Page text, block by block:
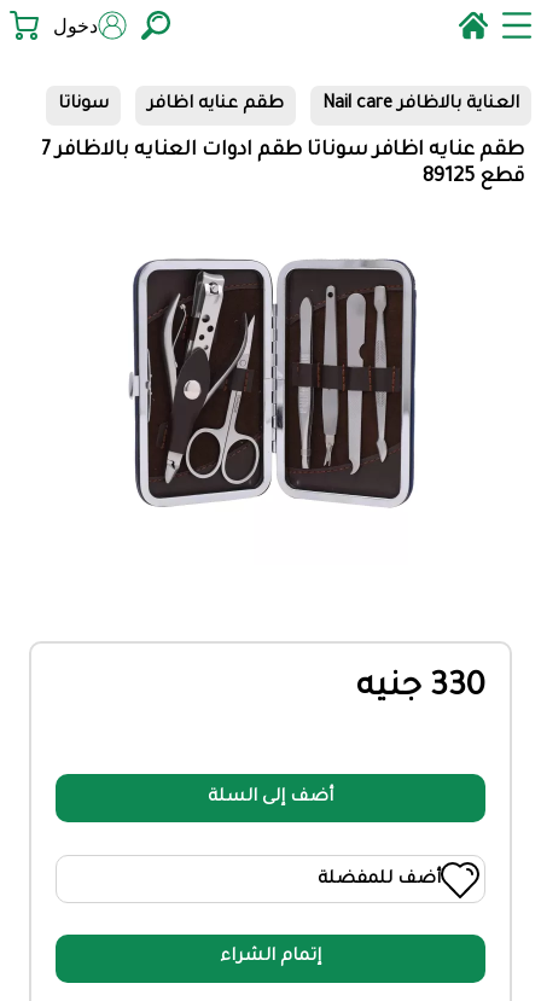
دخول
العناية بالاظافر Nail care طقم عنايه اظافر سوناتا
طقم عنايه اظافر سوناتا طقم ادوات العنايه بالاظافر 7
قطع 89125
330 جنيه
أضف إلى السلة
أضف للمفضلة
إتمام الشراء